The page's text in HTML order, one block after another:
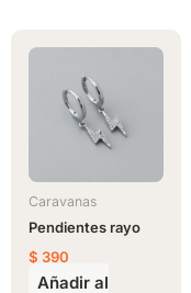
Caravanas
Pendientes rayo
$ 390
Añadir al